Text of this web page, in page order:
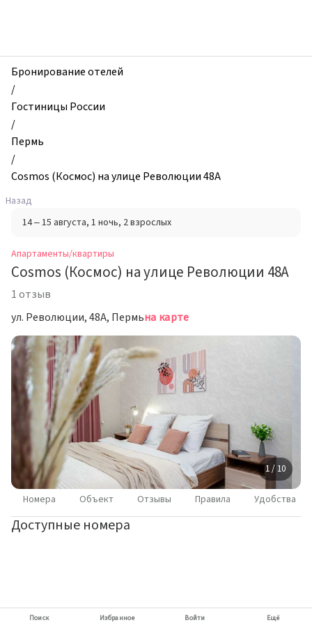
и
квартиры,
Cosmos
(Космос)
на
улице
Революции
48А,
Пермь,
Россия
Бронирование отелей
/
Гостиницы России
/
Пермь
/
Cosmos (Космос) на улице Революции 48А
Назад
14 – 15 августа, 1 ночь, 2 взрослых
Апартаменты/квартиры
Cosmos (Космос) на улице Революции 48А
1 отзыв
ул. Революции, 48А, Пермьна карте
1 / 10
Номера Объект Отзывы Правила Удобства
Доступные номера
Поиск Избранное Войти Ещё